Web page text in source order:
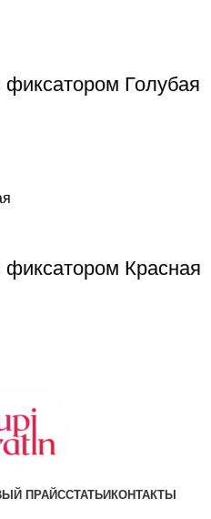
Голубая
Красная
ПРАЙССТАТЬИКОНТАКТЫ